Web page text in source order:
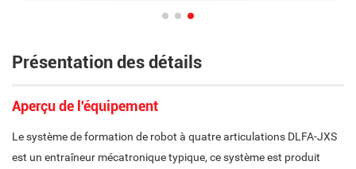
Présentation des détails
Aperçu de l'équipement
Le système de formation de robot à quatre articulations DLFA-JXS
est un entraîneur mécatronique typique, ce système est produit